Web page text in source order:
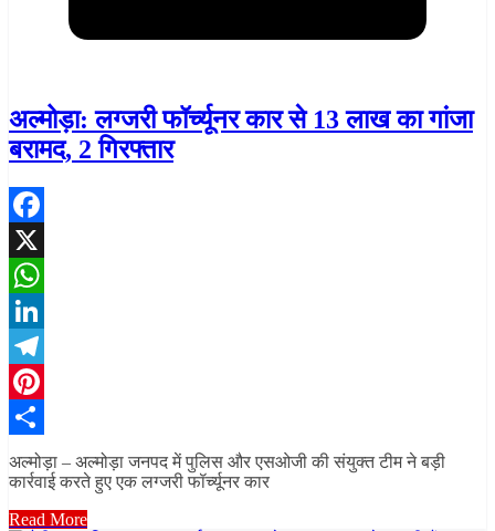
अल्मोड़ा: लग्जरी फॉर्च्यूनर कार से 13 लाख का गांजा
बरामद, 2 गिरफ्तार
Facebook
X
WhatsApp
LinkedIn
Telegram
Pinterest
Share
अल्मोड़ा – अल्मोड़ा जनपद में पुलिस और एसओजी की संयुक्त टीम ने बड़ी
कार्रवाई करते हुए एक लग्जरी फॉर्च्यूनर कार
Read More